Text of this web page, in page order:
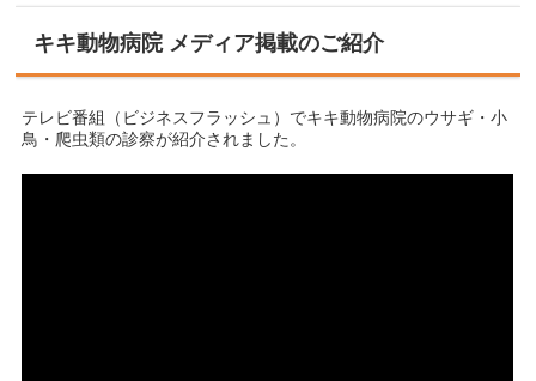
キキ動物病院 メディア掲載のご紹介
テレビ番組（ビジネスフラッシュ）でキキ動物病院のウサギ・小
鳥・爬虫類の診察が紹介されました。